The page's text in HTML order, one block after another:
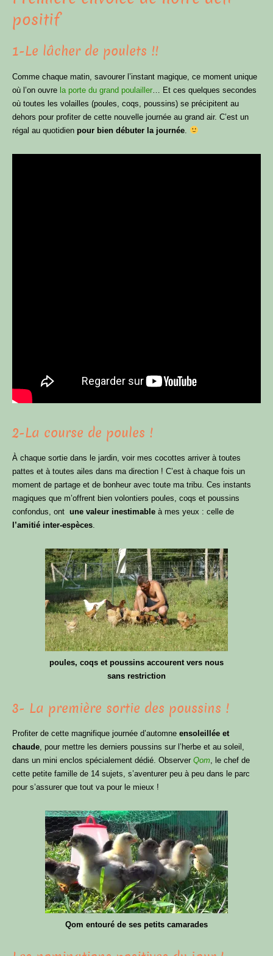
positif
1-Le lâcher de poulets !!
Comme chaque matin, savourer l’instant magique, ce moment unique
où l’on ouvre la porte du grand poulailler … Et ces quelques secondes
où toutes les volailles (poules, coqs, poussins) se précipitent au
dehors pour profiter de cette nouvelle journée au grand air. C’est un
régal au quotidien pour bien débuter la journée
2-La course de poules !
À chaque sortie dans le jardin, voir mes cocottes arriver à toutes
pattes et à toutes ailes dans ma direction ! C’est à chaque fois un
moment de partage et de bonheur avec toute ma tribu. Ces instants
magiques que m’offrent bien volontiers poules, coqs et poussins
confondus, ont une valeur inestimable à mes yeux : celle de
l’amitié inter-espèces
poules, coqs et poussins accourent vers nous
sans restriction
3- La première sortie des poussins !
Profiter de cette magnifique journée d’automne ensoleillée et
chaude, pour mettre les derniers poussins sur l’herbe et au soleil,
dans un mini enclos spécialement dédié. Observer Qom, le chef de
cette petite famille de 14 sujets, s’aventurer peu à peu dans le parc
pour s’assurer que tout va pour le mieux !
Qom entouré de ses petits camarades